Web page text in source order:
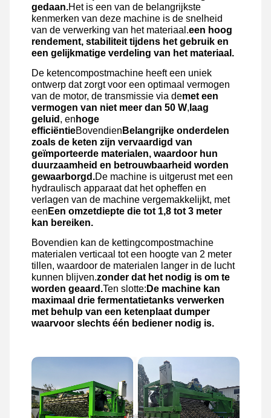
gedaan.Het is een van de belangrijkste
kenmerken van deze machine is de snelheid
van de verwerking van het materiaal.een hoog
rendement, stabiliteit tijdens het gebruik en
een gelijkmatige verdeling van het materiaal.
De ketencompostmachine heeft een uniek
ontwerp dat zorgt voor een optimaal vermogen
van de motor, de transmissie via demet een
vermogen van niet meer dan 50 W, laag
geluid , en hoge
efficiëntieBovendien Belangrijke onderdelen
zoals de keten zijn vervaardigd van
geïmporteerde materialen, waardoor hun
duurzaamheid en betrouwbaarheid worden
gewaarborgd.De machine is uitgerust met een
hydraulisch apparaat dat het opheffen en
verlagen van de machine vergemakkelijkt, met
een Een omzetdiepte die tot 1,8 tot 3 meter
kan bereiken.
Bovendien kan de kettingcompostmachine
materialen verticaal tot een hoogte van 2 meter
tillen, waardoor de materialen langer in de lucht
kunnen blijven.zonder dat het nodig is om te
worden geaard.Ten slotte: De machine kan
maximaal drie fermentatietanks verwerken
met behulp van een ketenplaat dumper
waarvoor slechts één bediener nodig is.